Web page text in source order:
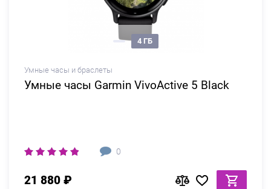
Умные часы и браслеты
Умные часы Garmin VivoActive 5 Black
0
4 ГБ
21 880 ₽